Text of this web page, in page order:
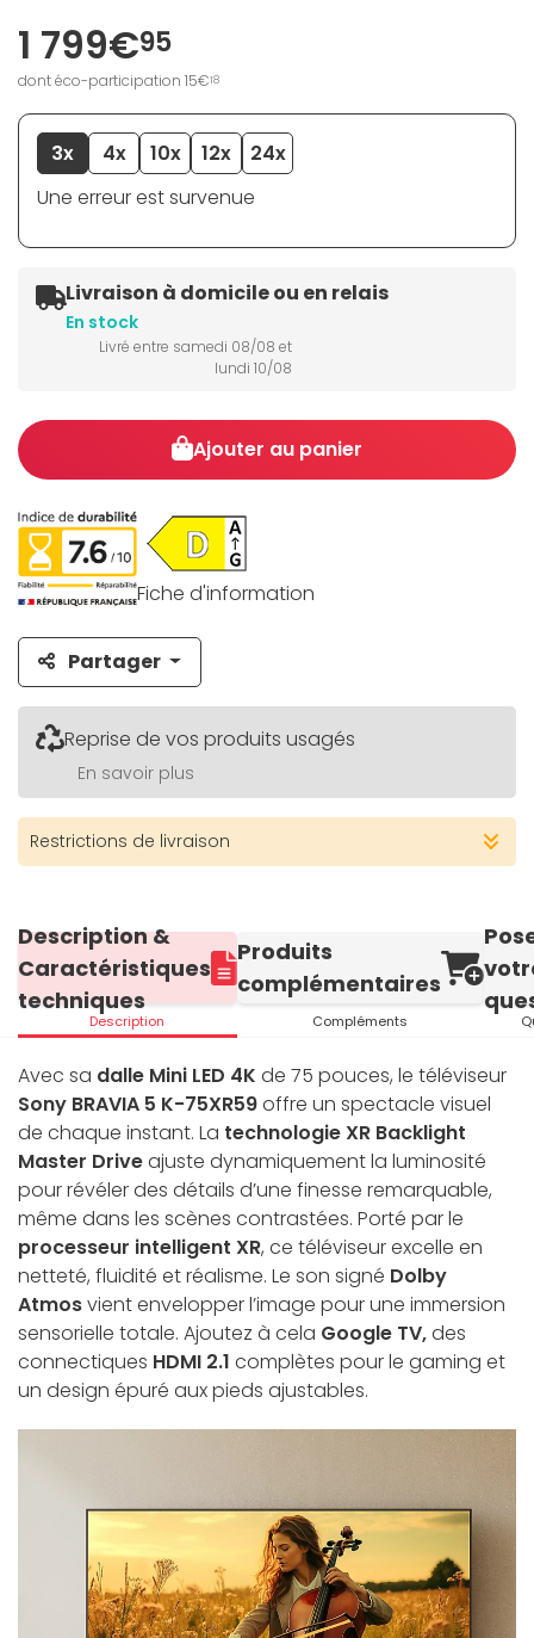
1 799€95
dont éco-participation 15€18
3x 4x 10x 12x
24x
Une erreur est survenue
Livraison à domicile ou en relais
En stock
Livré entre samedi 08/08 et
lundi 10/08
Ajouter au panier
Fiche d'information
Partager
Reprise de vos produits usagés
En savoir plus
Restrictions de livraison
Description &
Caractéristiques
techniques
Description
Produits
complémentaires
Compléments
Avec sa dalle Mini LED 4K de 75 pouces, le téléviseur
Sony BRAVIA 5 K-75XR59offre un spectacle visuel
de chaque instant. La technologie XR Backlight
Master Driveajuste dynamiquement la luminosité
pour révéler des détails d’une finesse remarquable,
même dans les scènes contrastées. Porté par le
processeur intelligent XR, ce téléviseur excelle en
netteté, fluidité et réalisme. Le son signé Dolby
Atmosvient envelopper l’image pour une immersion
sensorielle totale. Ajoutez à cela Google TV,des
connectiques HDMI 2.1 complètes pour le gaming et
un design épuré aux pieds ajustables.